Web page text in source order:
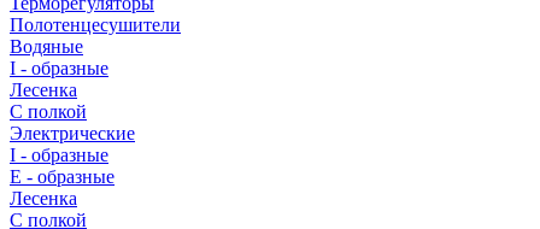
Полотенцесушители
Водяные
I - образные
Лесенка
С полкой
Электрические
I - образные
E - образные
Лесенка
С полкой